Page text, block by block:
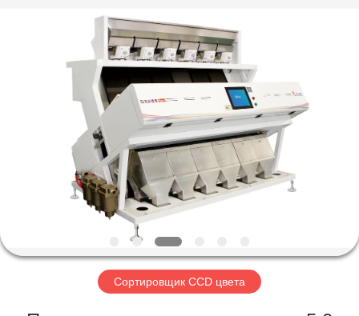
ПРОДУКТЫ
ПУТЕШЕСТВИЕ
ФАБРИКИ Сортировщик CCD цвета